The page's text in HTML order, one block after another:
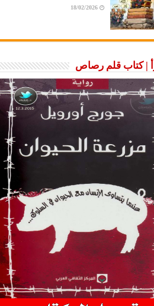
18/02/2026
| كتاب قلم رصاص